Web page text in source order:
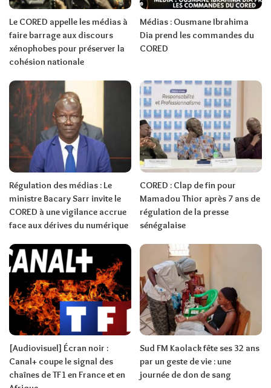
Le CORED appelle les médias à
faire barrage aux discours
xénophobes pour préserver la
cohésion nationale
Médias : Ousmane Ibrahima
Dia prend les commandes du
CORED
Régulation des médias : Le
ministre Bacary Sarr invite le
CORED à une vigilance accrue
face aux dérives du numérique
CORED : Clap de fin pour
Mamadou Thior après 7 ans de
régulation de la presse
sénégalaise
[Audiovisuel] Écran noir :
Canal+ coupe le signal des
chaînes de TF1 en France et en
Sud FM Kaolack fête ses 32 ans
par un geste de vie : une
journée de don de sang